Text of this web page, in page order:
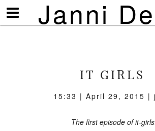
Janni
Visa/göm
meny
IT GIRLS
15:33 | April 29, 2015 |
The first episode of it-